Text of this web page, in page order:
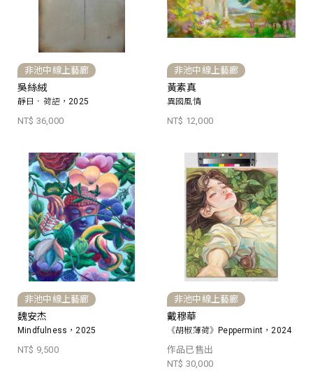
非池中線上藝廊
吳絲絨
靜日．荷語，2025
NT$ 36,000
非池中線上藝廊
黃素真
異國風情
NT$ 12,000
非池中線上藝廊
魏安杰
Mindfulness，2025
NT$ 9,500
非池中線上藝廊
戴穆華
《胡椒薄荷》Peppermint，2024
作品已售出
NT$ 30,000